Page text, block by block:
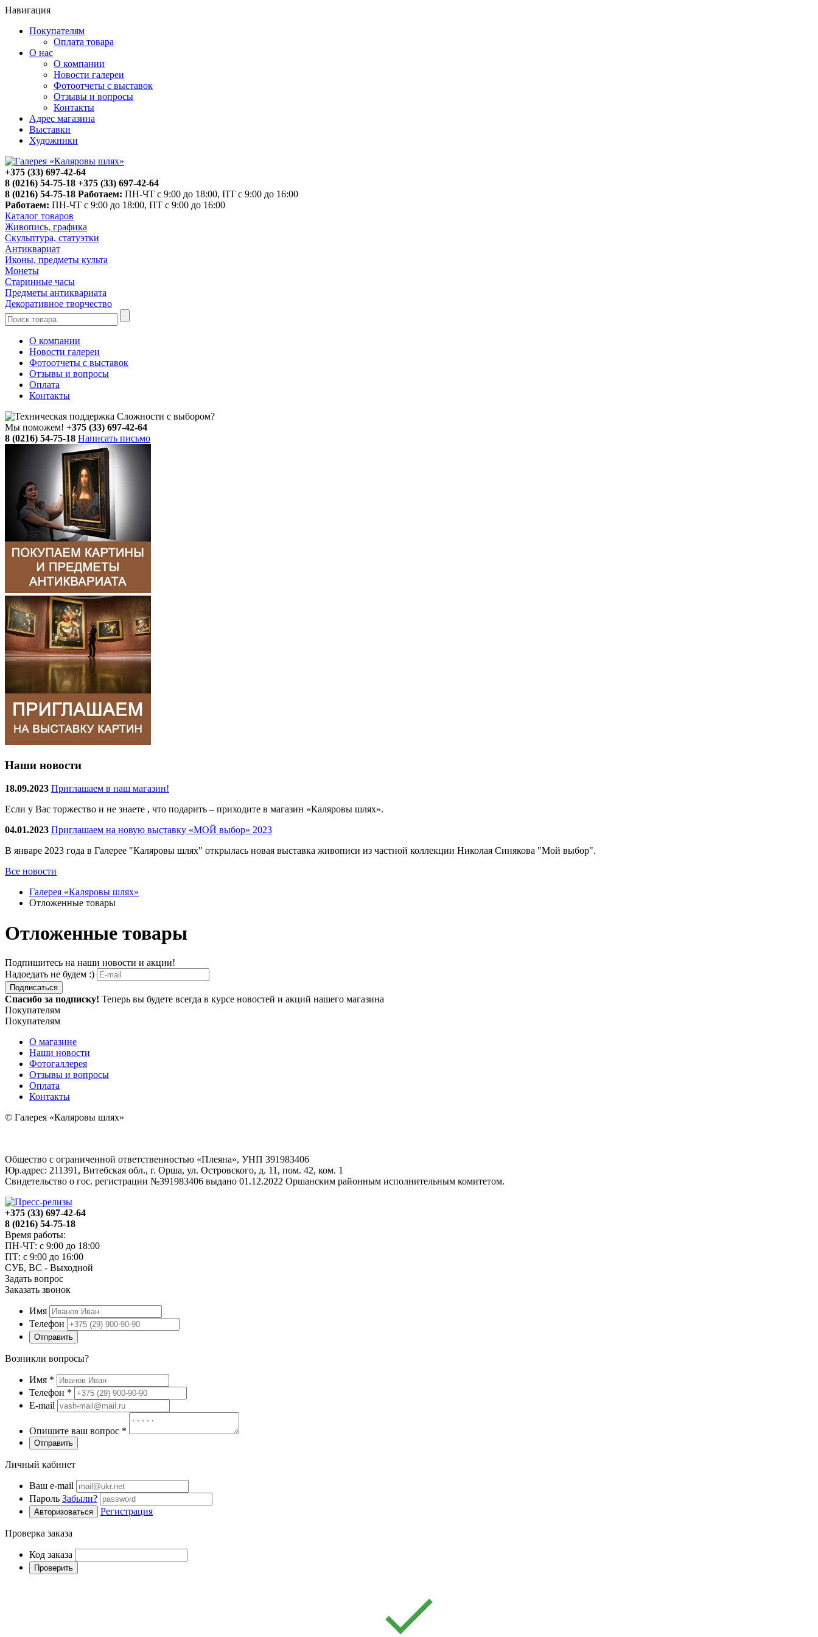
Навигация
Покупателям
Оплата товара
О нас
О компании
Новости галереи
Фотоотчеты с выставок
Отзывы и вопросы
Контакты
Адрес магазина
Выставки
Художники
+375 (33) 697-42-64
8 (0216) 54-75-18 +375 (33) 697-42-64
8 (0216) 54-75-18 Работаем: ПН-ЧТ с 9:00 до 18:00, ПТ с 9:00 до 16:00
Работаем: ПН-ЧТ с 9:00 до 18:00, ПТ с 9:00 до 16:00
Каталог товаров
Живопись, графика
Скульптура, статуэтки
Антиквариат
Иконы, предметы культа
Монеты
Старинные часы
Предметы антиквариата
Декоративное творчество
О компании
Новости галереи
Фотоотчеты с выставок
Отзывы и вопросы
Оплата
Контакты
Сложности с выбором?
Мы поможем! +375 (33) 697-42-64
8 (0216) 54-75-18 Написать письмо
Наши новости
18.09.2023 Приглашаем в наш магазин!
Если у Вас торжество и не знаете , что подарить – приходите в магазин «Каляровы шлях».
04.01.2023 Приглашаем на новую выставку «МОЙ выбор» 2023
В январе 2023 года в Галерее "Каляровы шлях" открылась новая выставка живописи из частной коллекции Николая Синякова "Мой выбор".
Все новости
Галерея «Каляровы шлях»
Отложенные товары
Отложенные товары
Подпишитесь на наши новости и акции!
Надоедать не будем :)
Подписаться
Спасибо за подписку! Теперь вы будете всегда в курсе новостей и акций нашего магазина
Покупателям
Покупателям
О магазине
Наши новости
Фотогаллерея
Отзывы и вопросы
Оплата
Контакты
© Галерея «Каляровы шлях»
Общество с ограниченной ответственностью «Плеяна», УНП 391983406
Юр.адрес: 211391, Витебская обл., г. Орша, ул. Островского, д. 11, пом. 42, ком. 1
Свидетельство о гос. регистрации №391983406 выдано 01.12.2022 Оршанским районным исполнительным комитетом.
+375 (33) 697-42-64
8 (0216) 54-75-18
Время работы:
ПН-ЧТ: с 9:00 до 18:00
ПТ: с 9:00 до 16:00
СУБ, ВС - Выходной
Задать вопрос
Заказать звонок
Имя
Телефон
Отправить
Возникли вопросы?
Имя *
Телефон *
E-mail
Опишите ваш вопрос *
Отправить
Личный кабинет
Ваш e-mail
Пароль Забыли?
Авторизоваться Регистрация
Проверка заказа
Код заказа
Проверить